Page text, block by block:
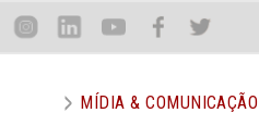
Inst Lin You Face Twit
MÍDIA & COMUNICAÇÃO